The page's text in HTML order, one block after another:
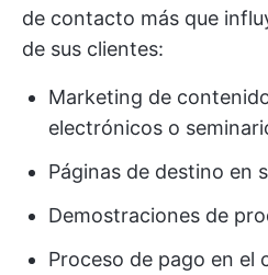
de contacto más que
de sus clientes:
Marketing de
electrónicos o
Páginas de destino en
Demostraciones de
Proceso de pago en el